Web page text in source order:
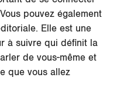
pouvez également
Elle est une
à suivre qui définit la
de vous-même et
que vous allez